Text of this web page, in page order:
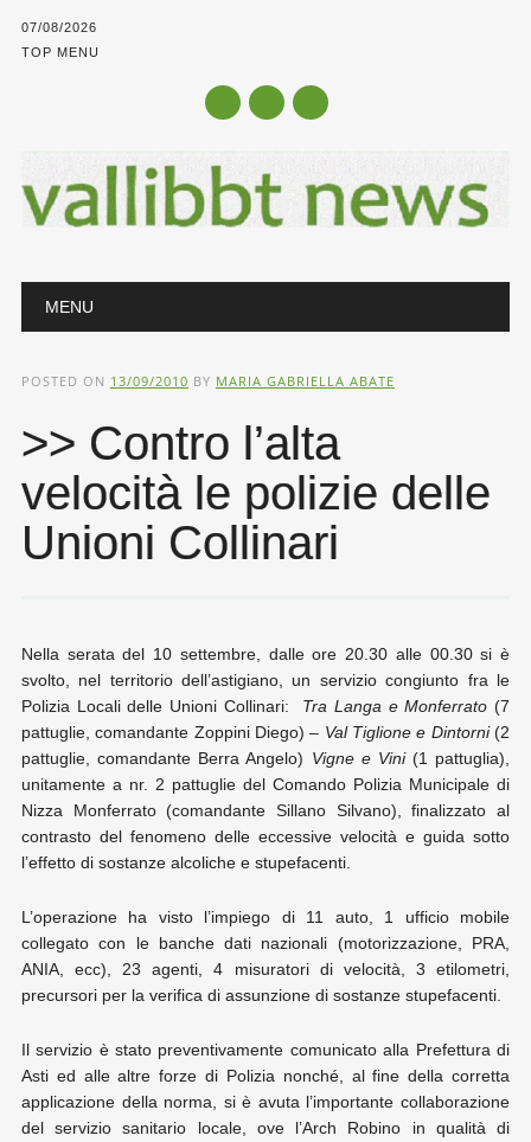
07/08/2026
TOP MENU
Main menu
MENU
POSTED ON 13/09/2010 BY MARIA GABRIELLA ABATE
>> Contro l’alta
velocità le polizie delle
Unioni Collinari
Nella serata del 10 settembre, dalle ore 20.30 alle 00.30 si è
svolto, nel territorio dell’astigiano, un servizio congiunto fra le
Polizia Locali delle Unioni Collinari: Tra Langa e Monferrato (7
pattuglie, comandante Zoppini Diego) – Val Tiglione e Dintorni(2
pattuglie, comandante Berra Angelo) Vigne e Vini(1 pattuglia),
unitamente a nr. 2 pattuglie del Comando Polizia Municipale di
Nizza Monferrato (comandante Sillano Silvano), finalizzato al
contrasto del fenomeno delle eccessive velocità e guida sotto
l’effetto di sostanze alcoliche e stupefacenti.
L’operazione ha visto l’impiego di 11 auto, 1 ufficio mobile
collegato con le banche dati nazionali (motorizzazione, PRA,
ANIA, ecc), 23 agenti, 4 misuratori di velocità, 3 etilometri,
precursori per la verifica di assunzione di sostanze stupefacenti.
Il servizio è stato preventivamente comunicato alla Prefettura di
Asti ed alle altre forze di Polizia nonché, al fine della corretta
applicazione della norma, si è avuta l’importante collaborazione
del servizio sanitario locale, ove l’Arch Robino in qualità di